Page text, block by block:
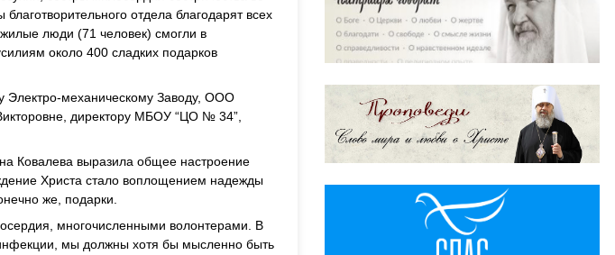
отдела благодарят всех
люди (71 человек) смогли в
около 400 сладких подарков
механическому Заводу, ООО
директору МБОУ “ЦО № 34”,
Ковалева выразила общее настроение
Христа стало воплощением надежды
же, подарки.
многочисленными волонтерами. В
мы должны хотя бы мысленно быть